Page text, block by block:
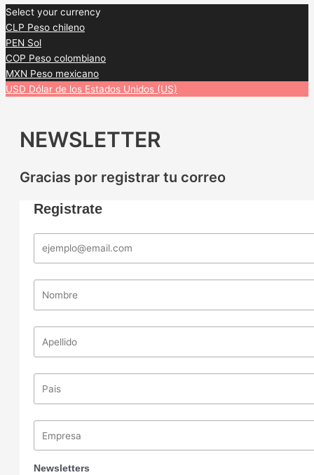
Select your currency
CLP Peso chileno
PEN Sol
COP Peso colombiano
MXN Peso mexicano
USD Dólar de los Estados Unidos (US)
NEWSLETTER
Gracias por registrar tu correo
Registrate
Newsletters